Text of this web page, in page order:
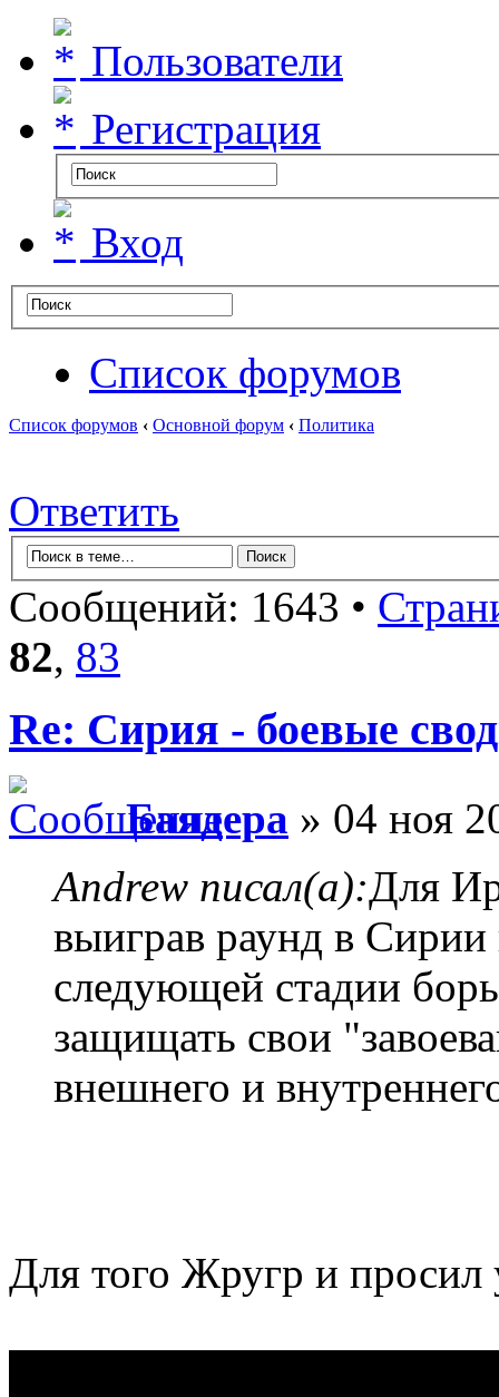
Пользователи
Регистрация
Вход
Список форумов
Список форумов ‹ Основной форум ‹ Политика
Ответить
Сообщений: 1643 •
82, 83
Re: Сирия - боевые
Баядера » 04 ноя
Andrew писал(а):Для
выиграв раунд в
следующей стадии
защищать свои
внешнего и
Для того Жругр и